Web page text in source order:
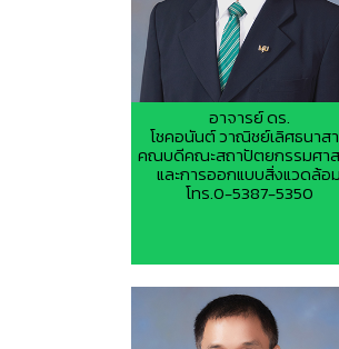
อาจารย์ ดร.
โชคอนันต์ วาณิชย์เลิศธนาส
คณบดีคณะสถาปัตยกรรมศา
และการออกแบบสิ่งแวดล้อม
โทร.0-5387-5350